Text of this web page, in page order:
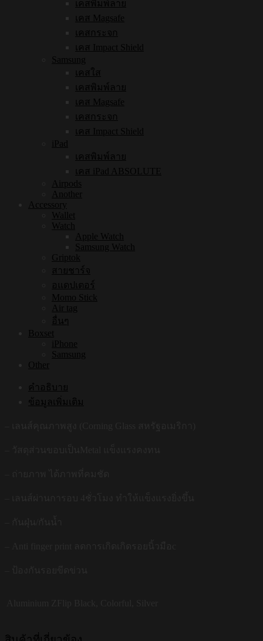
เคสพิมพ์ลาย
เคส Magsafe
เคสกระจก
เคส Impact Shield
Samsung
เคสใส
เคสพิมพ์ลาย
เคส Magsafe
เคสกระจก
เคส Impact Shield
iPad
เคสพิมพ์ลาย
เคส iPad ABSOLUTE
Airpods
Another
Accessory
Wallet
Watch
Apple Watch
Samsung Watch
Griptok
สายชาร์จ
อแดปเตอร์
Momo Stick
Air tag
อื่นๆ
Boxset
iPhone
Samsung
Other
คำอธิบาย
ข้อมูลเพิ่มเติม